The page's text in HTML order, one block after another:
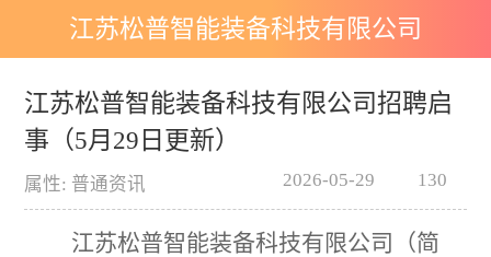
江苏松普智能装备科技有限公司
招聘启事（5月29日更新）
江苏松普智能装备科技有限公司招聘启
事（5月29日更新）
属性: 普通资讯 130
2026-05-29
江苏松普智能装备科技有限公司（简